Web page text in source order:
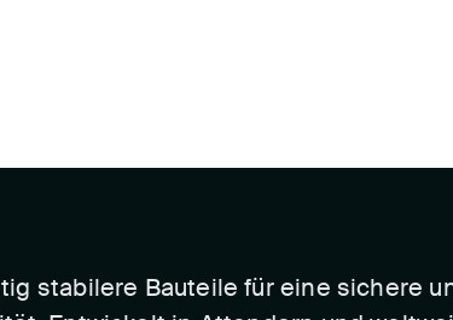
stabilere Bauteile für eine sichere